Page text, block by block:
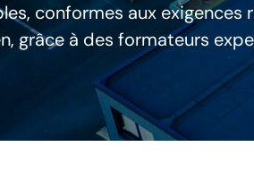
conformes aux
grâce à des formateurs